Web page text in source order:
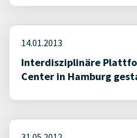
14.01.2013
Interdisziplinäre
Center in Hamburg